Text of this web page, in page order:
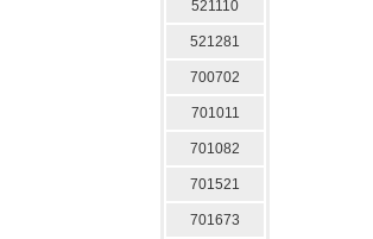
521110
521281
700702
701011
701082
701521
701673